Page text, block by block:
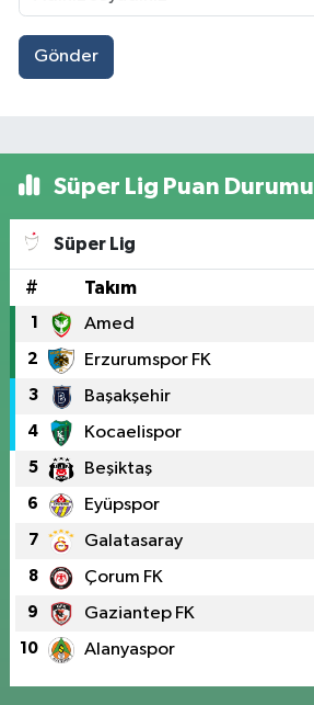
Gönder
Süper Lig Puan Durumu
Süper Lig
# Takım
1 Amed
2 Erzurumspor FK
3 Başakşehir
4 Kocaelispor
5 Beşiktaş
6 Eyüpspor
7 Galatasaray
8 Çorum FK
9 Gaziantep FK
10 Alanyaspor